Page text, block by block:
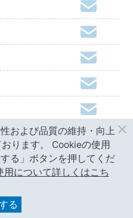
パン
および品質の維持・向上
ります。
Cookieの使用
る」ボタンを押してくだ
について詳しくはこち
る